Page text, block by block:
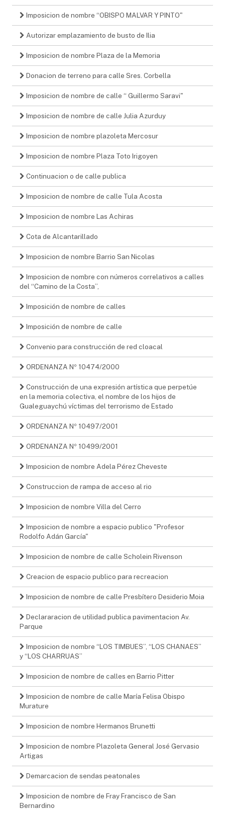
Imposicion de nombre “OBISPO MALVAR Y PINTO"
Autorizar emplazamiento de busto de Ilia
Imposicion de nombre Plaza de la Memoria
Donacion de terreno para calle Sres. Corbella
Imposicion de nombre de calle “ Guillermo Saravi"
Imposicion de nombre de calle Julia Azurduy
Imposicion de nombre plazoleta Mercosur
Imposicion de nombre Plaza Toto Irigoyen
Continuacion o de calle publica
Imposicion de nombre de calle Tula Acosta
Imposicion de nombre Las Achiras
Cota de Alcantarillado
Imposicion de nombre Barrio San Nicolas
Imposicion de nombre con números correlativos a calles
del “Camino de la Costa”,
Imposición de nombre de calles
Imposición de nombre de calle
Convenio para construcción de red cloacal
ORDENANZA Nº 10474/2000
Construcción de una expresión artística que perpetúe
en la memoria colectiva, el nombre de los hijos de
Gualeguaychú víctimas del terrorismo de Estado
ORDENANZA Nº 10497/2001
ORDENANZA Nº 10499/2001
Imposicion de nombre Adela Pérez Cheveste
Construccion de rampa de acceso al rio
Imposicion de nombre Villa del Cerro
Imposicion de nombre a espacio publico "Profesor
Rodolfo Adán García"
Imposicion de nombre de calle Scholein Rivenson
Creacion de espacio publico para recreacion
Imposicion de nombre de calle Presbítero Desiderio Moia
Declararacion de utilidad publica pavimentacion Av.
Parque
Imposicion de nombre “LOS TIMBUES”, “LOS CHANAES”
y “LOS CHARRUAS”
Imposicion de nombre de calles en Barrio Pitter
Imposicion de nombre de calle María Felisa Obispo
Murature
Imposicion de nombre Hermanos Brunetti
Imposicion de nombre Plazoleta General José Gervasio
Artigas
Demarcacion de sendas peatonales
Imposicion de nombre de Fray Francisco de San
Bernardino